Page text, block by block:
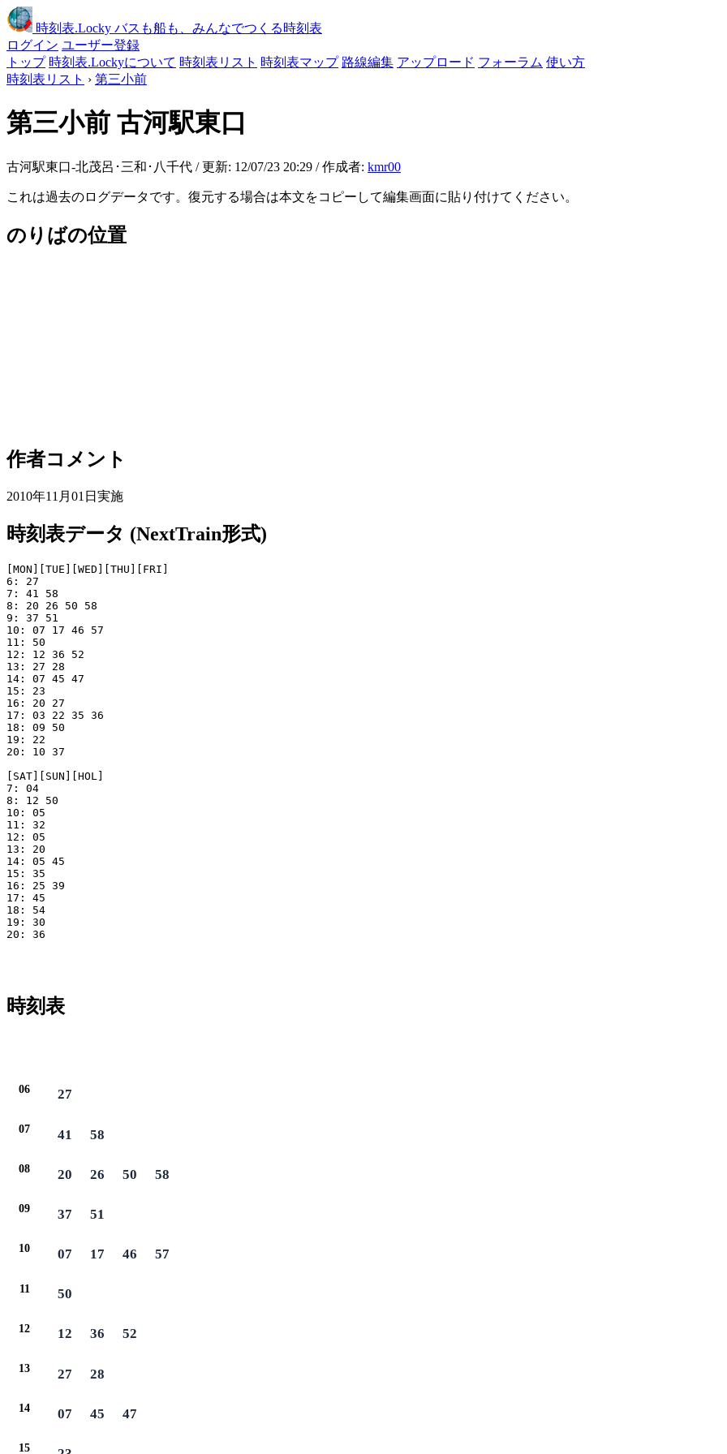
時刻表.Locky バスも船も、みんなでつくる時刻表
ログイン ユーザー登録
トップ 時刻表.Lockyについて 時刻表リスト 時刻表マップ 路線編集 アップロード フォーラム 使い方
時刻表リスト › 第三小前
第三小前 古河駅東口
古河駅東口-北茂呂･三和･八千代 / 更新: 12/07/23 20:29 / 作成者: kmr00
これは過去のログデータです。復元する場合は本文をコピーして編集画面に貼り付けてください。
のりばの位置
作者コメント
2010年11月01日実施
時刻表データ (NextTrain形式)
[MON][TUE][WED][THU][FRI]
6: 27
7: 41 58
8: 20 26 50 58
9: 37 51
10: 07 17 46 57
11: 50
12: 12 36 52
13: 27 28
14: 07 45 47
15: 23
16: 20 27
17: 03 22 35 36
18: 09 50
19: 22
20: 10 37
[SAT][SUN][HOL]
7: 04
8: 12 50
10: 05
11: 32
12: 05
13: 20
14: 05 45
15: 35
16: 25 39
17: 45
18: 54
19: 30
20: 36
時刻表
06 27
07 41 58
08 20 26 50 58
09 37 51
10 07 17 46 57
11 50
12 12 36 52
13 27 28
14 07 45 47
15